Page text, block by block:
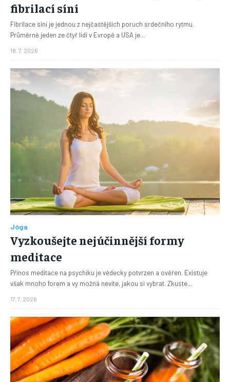
fibrilací síní
Fibrilace síní je jednou z nejčastějších poruch srdečního rytmu.
Průměrně jeden ze čtyř lidí v Evropě a USA je...
18. 7. 2026
Jóga
Vyzkoušejte nejúčinnější formy
meditace
Přínos meditace na psychiku je vědecky potvrzen a ověřen. Existuje
však mnoho forem a vy možná nevíte, jakou si vybrat. Zkuste...
17. 7. 2026